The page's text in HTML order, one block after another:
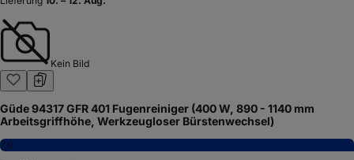
Kein Bild
Güde 94317 GFR 401 Fugenreiniger (400 W, 890 - 1140 mm
Arbeitsgriffhöhe, Werkzeugloser Bürstenwechsel)
7,0